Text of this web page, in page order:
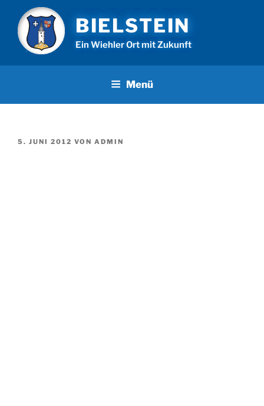
Inhalt
springen
BIELSTEIN
Ein Wiehler Ort mit Zukunft
Menü
VERÖFFENTLICHT
5. JUNI 2012 VON ADMIN